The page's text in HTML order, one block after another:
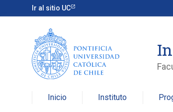
Ir al sitio UC
Inicio Instituto